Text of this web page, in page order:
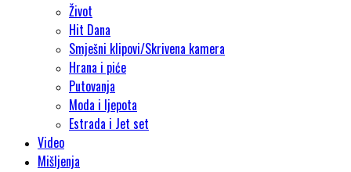
Život
Hit Dana
Smješni klipovi/Skrivena kamera
Hrana i piće
Putovanja
Moda i ljepota
Estrada i Jet set
Video
Mišljenja